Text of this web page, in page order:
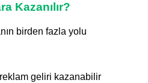
Kazanılır?
birden fazla yolu
geliri kazanabilir